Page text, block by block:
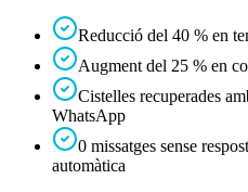
Reducció del 40 % en
Augment del 25 % en
Cistelles recuperades
WhatsApp
0 missatges sense
automàtica